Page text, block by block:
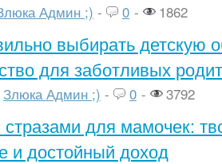
Админ ;) - 0 - 1862
выбирать детскую
для заботливых
Злюка Админ ;) - 0 - 3792
для мамочек:
и достойный доход